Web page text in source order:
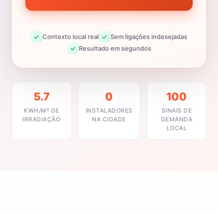
Contexto local real
Sem ligações indesejadas
Resultado em segundos
5.7
KWH/M² DE
IRRADIAÇÃO
0
INSTALADORES
NA CIDADE
100
SINAIS DE
DEMANDA
LOCAL